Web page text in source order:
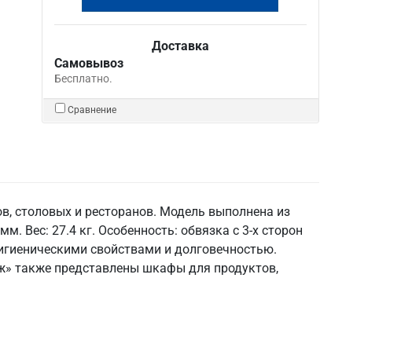
Доставка
Самовывоз
Бесплатно.
Сравнение
столовых и ресторанов. Модель выполнена из
Вес: 27.4 кг. Особенность: обвязка с 3-х сторон
свойствами и долговечностью.
также представлены шкафы для продуктов,